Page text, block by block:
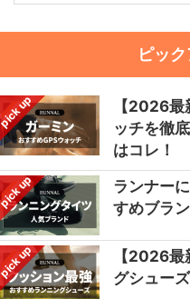
ピッ
up
【2026
ッチを徹
はコレ！
up
ランナー
すめブラ
up
【2026
グシュー